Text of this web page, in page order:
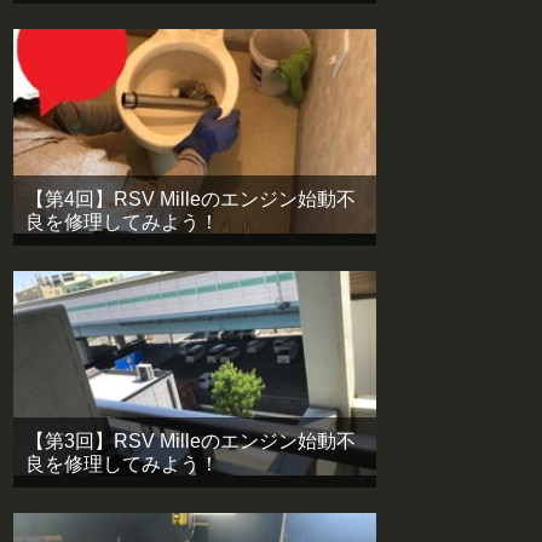
【第4回】RSV Milleのエンジン始動不
良を修理してみよう！
【第3回】RSV Milleのエンジン始動不
良を修理してみよう！